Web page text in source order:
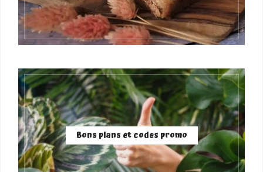
Bons plans et codes promo